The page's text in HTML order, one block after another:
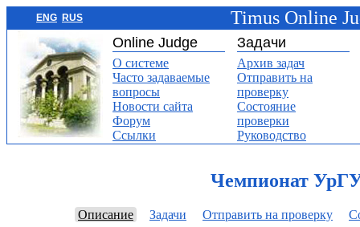
ENG RUS Timus Online
Online Judge Задачи
О системе
Часто задаваемые
вопросы
Новости сайта
Форум
Ссылки
Архив задач
Отправить на
проверку
Состояние
проверки
Руководство
Чемпионат
Описание Задачи Отправить на проверку